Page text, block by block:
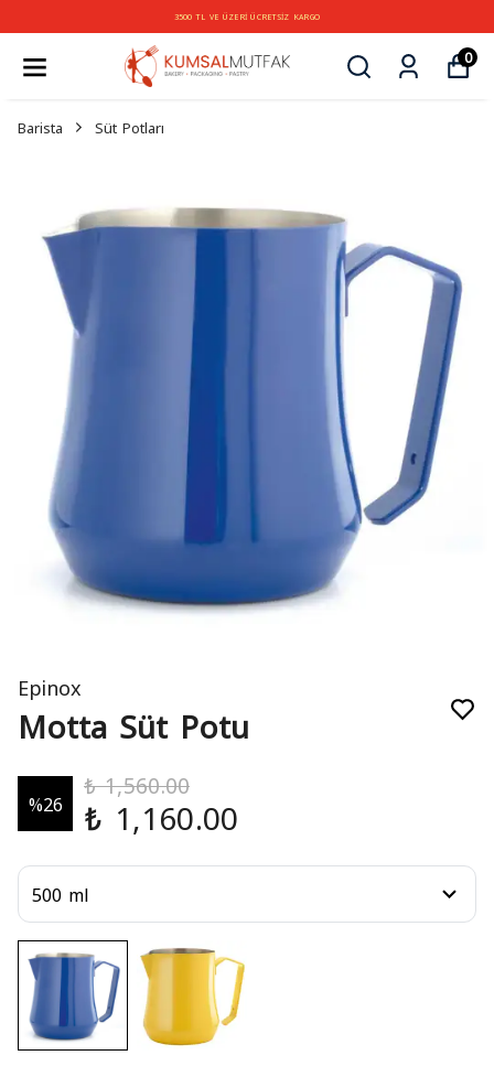
3500 TL VE ÜZERİ ÜCRETSİZ KARGO
0
Barista Süt Potları
Epinox
Motta Süt Potu
%26
₺ 1,560.00
₺ 1,160.00